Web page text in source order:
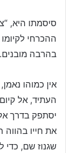
סיסמתו היא,
ההכרחי
בהרבה מובנים.
אין כמוהו
העתיד, אל
יסתפק בדרך
את חייו בהווה
שגנוז שם, כדי